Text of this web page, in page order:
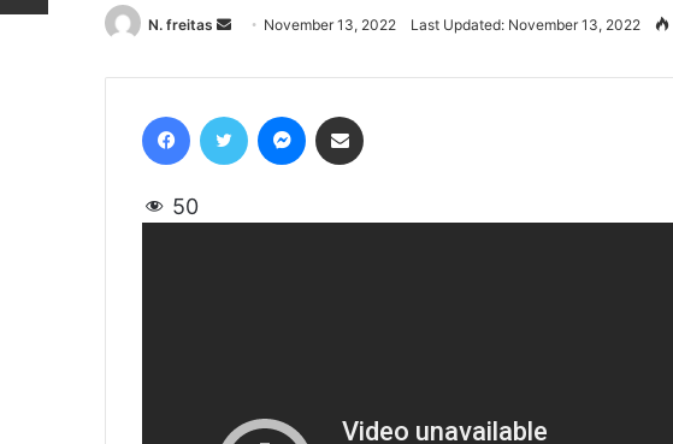
N. freitas
Send
email
November 13, 2022 Last Updated: November 13, 2022
50